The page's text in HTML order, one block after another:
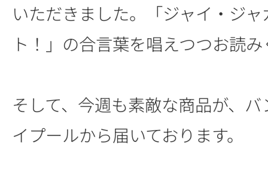
いただきました。「ジャイ・ジ
ト！」の合言葉を唱えつつお読
そして、今週も素敵な商品が、
イプールから届いております。